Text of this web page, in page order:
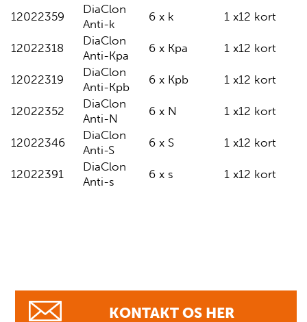
12022359
DiaClon
Anti-k
6 x k 1 x12 kort
12022318
DiaClon
Anti-Kpa
6 x Kpa 1 x12 kort
12022319
DiaClon
Anti-Kpb
6 x Kpb 1 x12 kort
12022352
DiaClon
Anti-N
6 x N 1 x12 kort
12022346
DiaClon
Anti-S
6 x S 1 x12 kort
12022391
DiaClon
Anti-s
6 x s 1 x12 kort
KONTAKT OS HER